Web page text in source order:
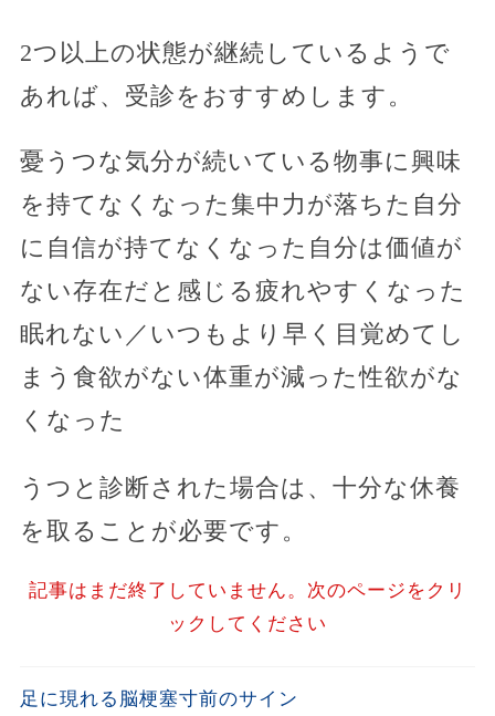
2つ以上の状態が継続しているようで
あれば、受診をおすすめします。
憂うつな気分が続いている物事に興味
を持てなくなった集中力が落ちた自分
に自信が持てなくなった自分は価値が
ない存在だと感じる疲れやすくなった
眠れない／いつもより早く目覚めてし
まう食欲がない体重が減った性欲がな
くなった
うつと診断された場合は、十分な休養
を取ることが必要です。
記事はまだ終了していません。次のページをクリ
ックしてください
足に現れる脳梗塞寸前のサイン